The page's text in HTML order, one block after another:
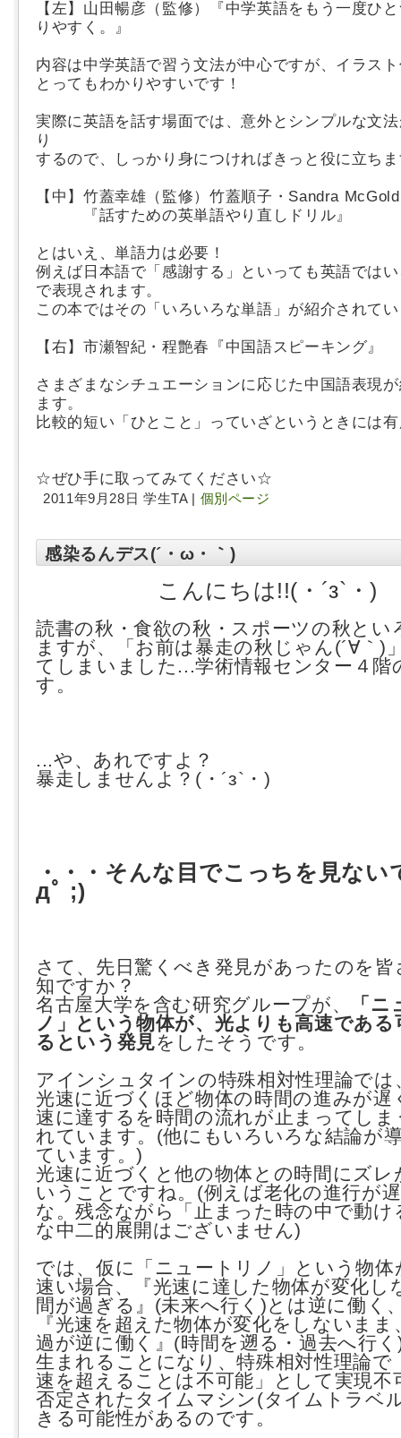
【左】山田暢彦（監修）『中学英語をもう一度ひ
りやすく。』
内容は中学英語で習う文法が中心ですが、イラス
とってもわかりやすいです！
実際に英語を話す場面では、意外とシンプルな文
り
するので、しっかり身につければきっと役に立ち
【中】竹蓋幸雄（監修）竹蓋順子・Sandra
『話すための英単語やり直しドリル』
とはいえ、単語力は必要！
例えば日本語で「感謝する」といっても英語では
で表現されます。
この本ではその「いろいろな単語」が紹介されて
【右】市瀬智紀・程艶春『中国語スピーキング』
さまざまなシチュエーションに応じた中国語表現
ます。
比較的短い「ひとこと」っていざというときには
☆ぜひ手に取ってみてください☆
2011年9月28日 学生TA | 個別ページ
感染るんデス(´・ω・｀)
こんにちは!!(・´з`・)
読書の秋・食欲の秋・スポーツの秋とい
ますが、「お前は暴走の秋じゃん(´∀｀)
てしまいました...学術情報センター４階
す。
...や、あれですよ？
暴走しませんよ？(・´з`・)
・・・そんな目でこっちを見ない
дﾟ ;)
さて、先日驚くべき発見があったのを
知ですか？
名古屋大学を含む研究グループが、
「
ノ」という物体が、光よりも高速である
るという発見をしたそうです。
アインシュタインの特殊相対性理論では
光速に近づくほど物体の時間の進みが遅
速に達するを時間の流れが止まってしま
れています。(他にもいろいろな結論が
ています。)
光速に近づくと他の物体との時間にズレ
いうことですね。(例えば老化の進行が
な。残念ながら「止まった時の中で動け
な中二的展開はございません)
では、仮に「ニュートリノ」という物体
速い場合、『光速に達した物体が変化し
間が過ぎる』(未来へ行く)とは逆に働く
『光速を超えた物体が変化をしないまま
過が逆に働く』(時間を遡る・過去へ行
生まれることになり、特殊相対性理論で
速を超えることは不可能」として実現不
否定されたタイムマシン(タイムトラベ
きる可能性があるのです。